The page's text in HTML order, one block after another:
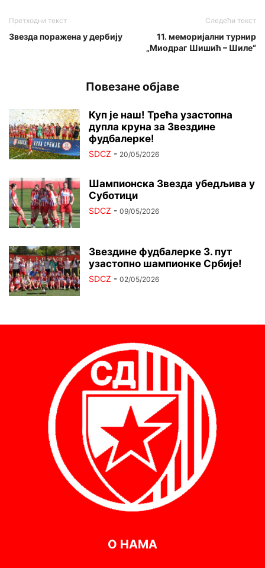
Претходни текст
Звезда поражена у дербију
Следећи текст
11. меморијални турнир
„Миодраг Шишић – Шиле“
Повезане објаве
Куп је наш! Трећа узастопна
дупла круна за Звездине
фудбалерке!
SDCZ - 20/05/2026
Шампионска Звезда убедљива у
Суботици
SDCZ - 09/05/2026
Звездине фудбалерке 3. пут
узастопно шампионке Србије!
SDCZ - 02/05/2026
О НАМА